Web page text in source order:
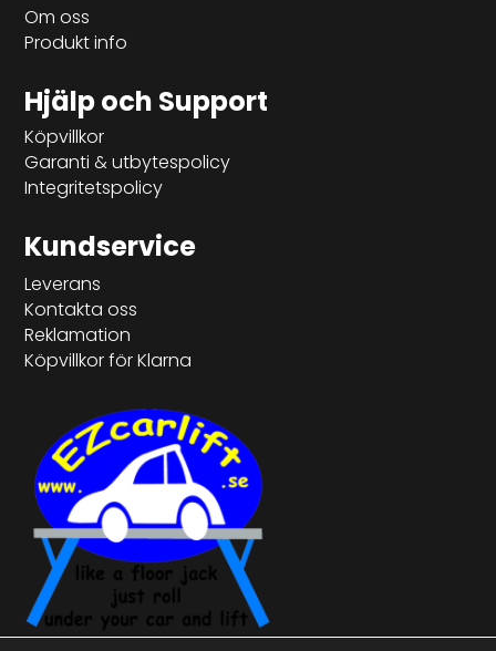
Om oss
Produkt info
Hjälp och Support
Köpvillkor
Garanti & utbytespolicy
Integritetspolicy
Kundservice
Leverans
Kontakta oss
Reklamation
Köpvillkor för Klarna